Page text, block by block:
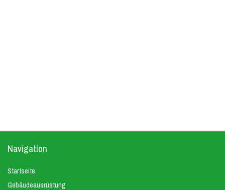
Navigation
Startseite
Gebäudeausrüstung